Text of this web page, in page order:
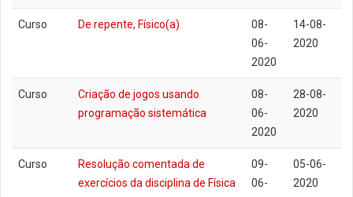
Curso De repente, Físico(a)
08-
06-
2020
14-08-
2020
Curso
Criação de jogos usando
programação sistemática
08-
06-
2020
28-08-
2020
Curso
Resolução comentada de
exercícios da disciplina de Física
09-
06-
05-06-
2020